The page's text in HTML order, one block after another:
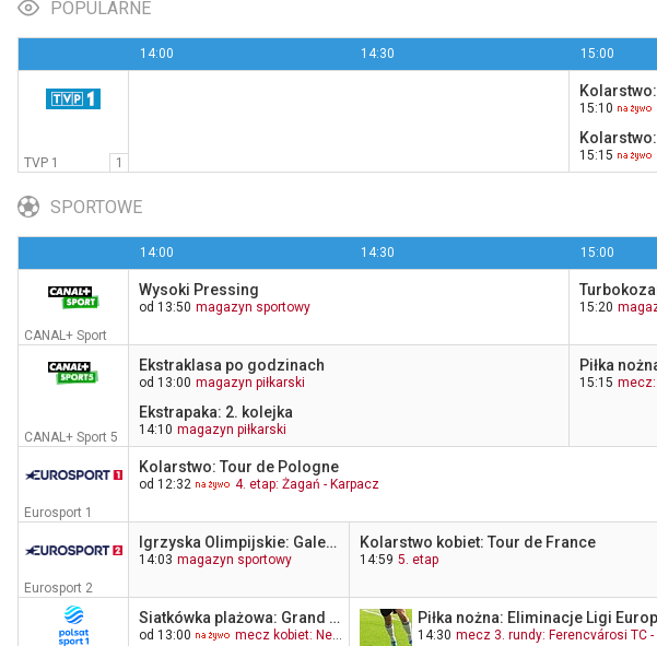
Fakty
POPULARNE
14:00 14:30 15:00
TVP 1 1
15:10
15:15
SPORTOWE
14:00 14:30 15:00
CANAL+ Sport
Wysoki Pressing
od 13:50 magazyn sportowy 15:20
CANAL+ Sport 5
Ekstraklasa po godzinach
od 13:00 magazyn piłkarski
Ekstrapaka: 2. kolejka
14:10 magazyn piłkarski
Piłka
15:15 mecz:
Eurosport 1
Kolarstwo: Tour de Pologne
od 12:32 4. etap: Żagań - Karpacz
Eurosport 2
Igrzyska Olimpijskie: Galeria Sław Paryż 2024
14:03 magazyn sportowy
Kolarstwo kobiet: Tour de France
14:59 5. etap
Siatkówka plażowa: Grand Prix PGE
od 13:00 mecz kobiet: Netland MKS Kalisz - SPS Płomień Sosnowiec
Piłka nożna: Eliminacje Ligi
14:30 mecz 3. rundy: Ferencvárosi TC